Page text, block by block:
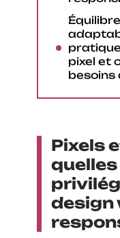
pixel et
besoins
Pixels
design